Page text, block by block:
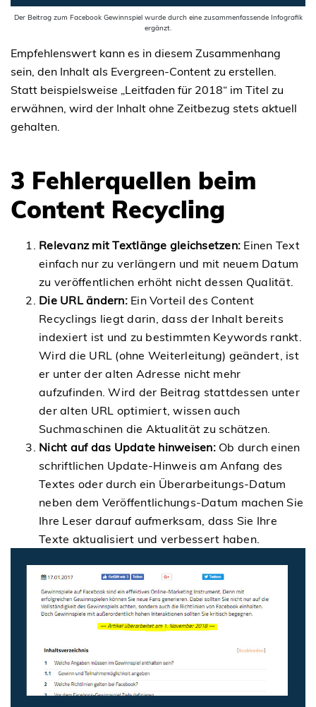
Der Beitrag zum Facebook Gewinnspiel wurde durch eine zusammenfassende Infografik
ergänzt.
Empfehlenswert kann es in diesem Zusammenhang
sein, den Inhalt als Evergreen-Content zu erstellen.
Statt beispielsweise „Leitfaden für 2018“ im Titel zu
erwähnen, wird der Inhalt ohne Zeitbezug stets aktuell
gehalten.
3 Fehlerquellen beim
Content Recycling
Relevanz mit Textlänge gleichsetzen: Einen Text
einfach nur zu verlängern und mit neuem Datum
zu veröffentlichen erhöht nicht dessen Qualität.
Die URL ändern:Ein Vorteil des Content
Recyclings liegt darin, dass der Inhalt bereits
indexiert ist und zu bestimmten Keywords rankt.
Wird die URL (ohne Weiterleitung) geändert, ist
er unter der alten Adresse nicht mehr
aufzufinden. Wird der Beitrag stattdessen unter
der alten URL optimiert, wissen auch
Suchmaschinen die Aktualität zu schätzen.
Nicht auf das Update hinweisen:Ob durch einen
schriftlichen Update-Hinweis am Anfang des
Textes oder durch ein Überarbeitungs-Datum
neben dem Veröffentlichungs-Datum machen Sie
Ihre Leser darauf aufmerksam, dass Sie Ihre
Texte aktualisiert und verbessert haben.